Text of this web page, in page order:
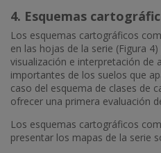
4. Esquemas
Los esquemas cartográficos
en las hojas de la serie (Figura
visualización e interpretación de
importantes de los suelos que
caso del esquema de clases de
ofrecer una primera evaluación
Los esquemas cartográficos
presentar los mapas de la serie